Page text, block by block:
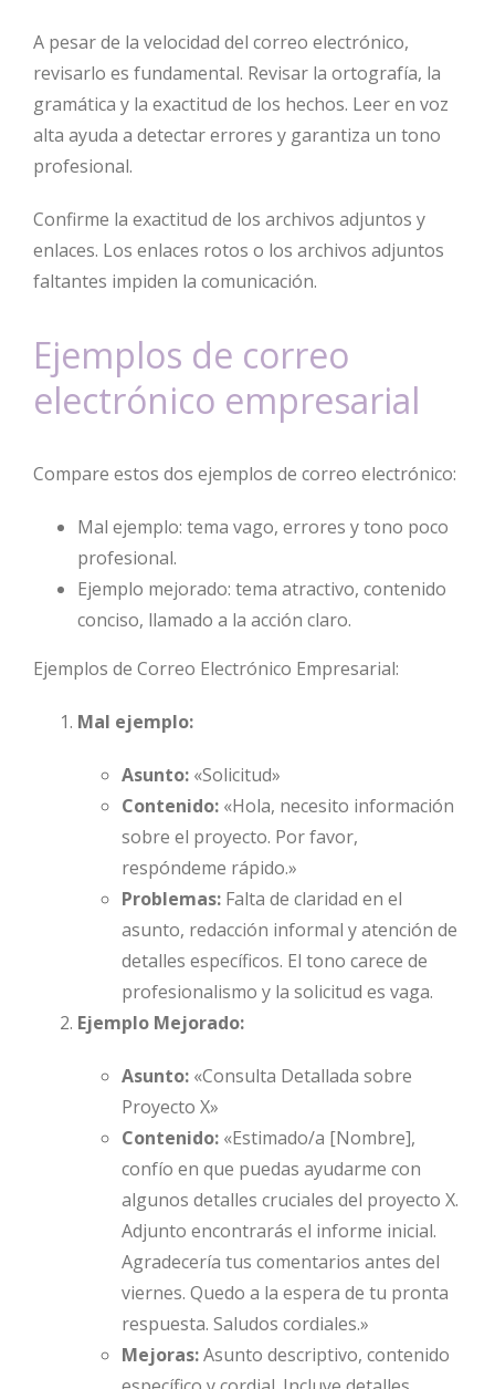
A pesar de la velocidad del correo electrónico,
revisarlo es fundamental. Revisar la ortografía, la
gramática y la exactitud de los hechos. Leer en voz
alta ayuda a detectar errores y garantiza un tono
profesional.
Confirme la exactitud de los archivos adjuntos y
enlaces. Los enlaces rotos o los archivos adjuntos
faltantes impiden la comunicación.
Ejemplos de correo
electrónico empresarial
Compare estos dos ejemplos de correo electrónico:
Mal ejemplo: tema vago, errores y tono poco
profesional.
Ejemplo mejorado: tema atractivo, contenido
conciso, llamado a la acción claro.
Ejemplos de Correo Electrónico Empresarial:
Mal ejemplo:
Asunto:«Solicitud»
Contenido:«Hola, necesito información
sobre el proyecto. Por favor,
respóndeme rápido.»
Problemas:Falta de claridad en el
asunto, redacción informal y atención de
detalles específicos. El tono carece de
profesionalismo y la solicitud es vaga.
Ejemplo Mejorado:
Asunto:«Consulta Detallada sobre
Proyecto X»
Contenido:«Estimado/a [Nombre],
confío en que puedas ayudarme con
algunos detalles cruciales del proyecto X.
Adjunto encontrarás el informe inicial.
Agradecería tus comentarios antes del
viernes. Quedo a la espera de tu pronta
respuesta. Saludos cordiales.»
Mejoras:Asunto descriptivo, contenido